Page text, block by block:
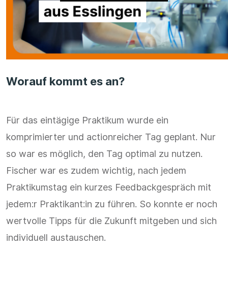
Worauf kommt es an?
Für das eintägige Praktikum wurde ein
komprimierter und actionreicher Tag geplant. Nur
so war es möglich, den Tag optimal zu nutzen.
Fischer war es zudem wichtig, nach jedem
Praktikumstag ein kurzes Feedbackgespräch mit
jedem:r Praktikant:in zu führen. So konnte er noch
wertvolle Tipps für die Zukunft mitgeben und sich
individuell austauschen.